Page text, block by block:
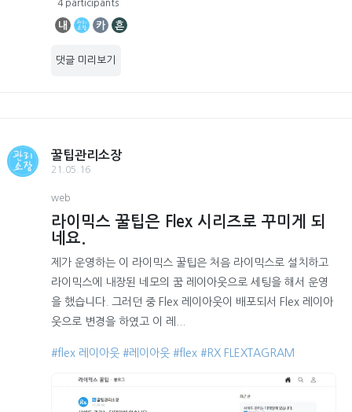
4 participants
내 카 흔
댓글 미리보기
꿀팁관리소장
21.05.16
web
라이믹스 꿀팁은 Flex 시리즈로 꾸미게 되
네요.
제가 운영하는 이 라이믹스 꿀팁은 처음 라이믹스로 설치하고
라이믹스에 내장된 네모의 꿈 레이아웃으로 세팅을 해서 운영
을 했습니다. 그러던 중 Flex 레이아웃이 배포되서 Flex 레이아
웃으로 변경을 하였고 이 레...
#flex 레이아웃 #레이아웃 #flex #RX FLEXTAGRAM